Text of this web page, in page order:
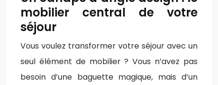
mobilier central de votre
séjour
Vous voulez transformer votre séjour avec un
seul élément de mobilier ? Vous n’avez pas
besoin d’une baguette magique, mais d’un